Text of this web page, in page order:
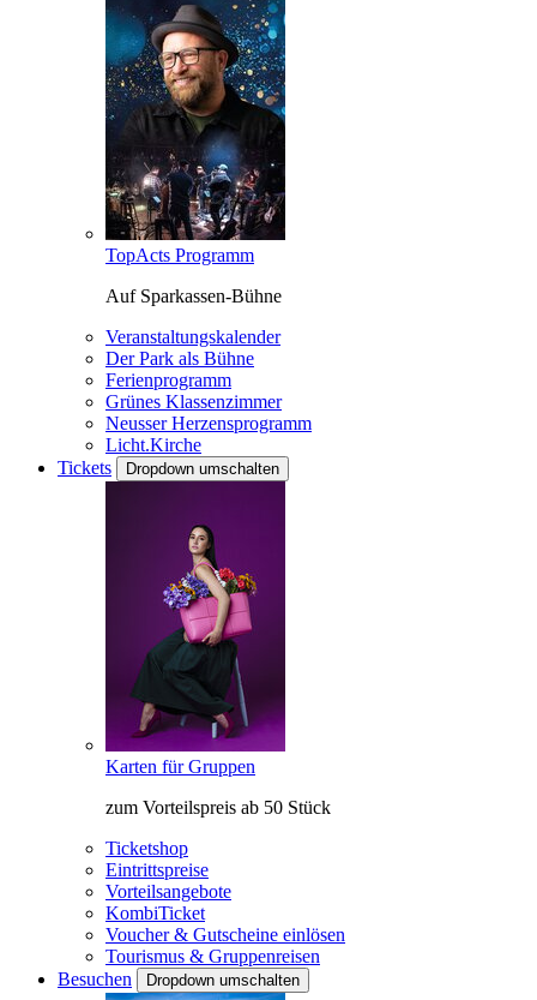
TopActs Programm
Auf Sparkassen-Bühne
Veranstaltungskalender
Der Park als Bühne
Ferienprogramm
Grünes Klassenzimmer
Neusser Herzensprogramm
Licht.Kirche
Tickets
Dropdown umschalten
Karten für Gruppen
zum Vorteilspreis ab 50 Stück
Ticketshop
Eintrittspreise
Vorteilsangebote
KombiTicket
Voucher & Gutscheine einlösen
Tourismus & Gruppenreisen
Besuchen
Dropdown umschalten